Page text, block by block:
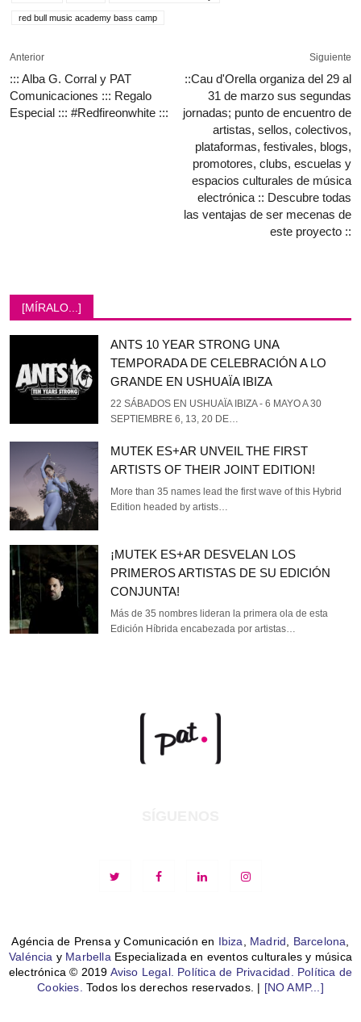
red bull music academy bass camp
Anterior
::: Alba G. Corral y PAT
Comunicaciones ::: Regalo
Especial ::: #Redfireonwhite :::
Siguiente
::Cau d'Orella organiza del 29 al
31 de marzo sus segundas
jornadas; punto de encuentro de
artistas, sellos, colectivos,
plataformas, festivales, blogs,
promotores, clubs, escuelas y
espacios culturales de música
electrónica :: Descubre todas
las ventajas de ser mecenas de
este proyecto ::
[MÍRALO...]
ANTS 10 YEAR STRONG UNA
TEMPORADA DE CELEBRACIÓN A LO
GRANDE EN USHUAÏA IBIZA
22 SÁBADOS EN USHUAÏA IBIZA - 6 MAYO A 30
SEPTIEMBRE 6, 13, 20 DE…
MUTEK ES+AR UNVEIL THE FIRST
ARTISTS OF THEIR JOINT EDITION!
More than 35 names lead the first wave of this Hybrid
Edition headed by artists…
¡MUTEK ES+AR DESVELAN LOS
PRIMEROS ARTISTAS DE SU EDICIÓN
CONJUNTA!
Más de 35 nombres lideran la primera ola de esta
Edición Híbrida encabezada por artistas…
Agéncia de Prensa y Comunicación en Ibiza Madrid Barcelona
Valéncia y Marbella Especializada en eventos culturales y música
electrónica © 2019 Aviso Legal. Política de Privacidad.
Política de
Cookies. Todos los derechos reservados. | [NO AMP...]